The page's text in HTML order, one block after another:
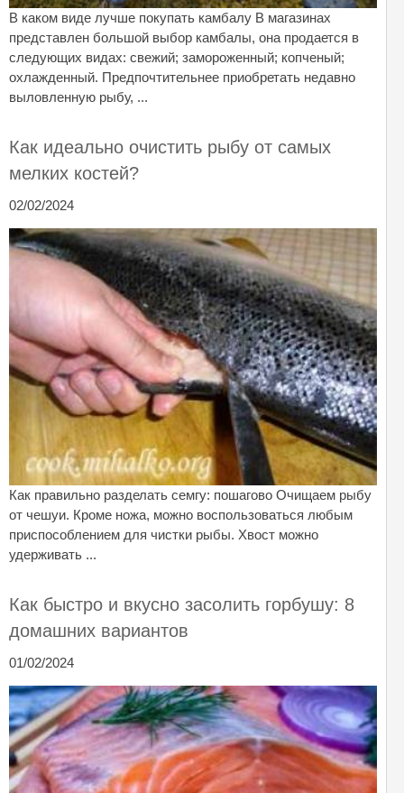
В каком виде лучше покупать камбалу В магазинах
представлен большой выбор камбалы, она продается в
следующих видах: свежий; замороженный; копченый;
охлажденный. Предпочтительнее приобретать недавно
выловленную рыбу, ...
Как идеально очистить рыбу от самых
мелких костей?
02/02/2024
Как правильно разделать семгу: пошагово Очищаем рыбу
от чешуи. Кроме ножа, можно воспользоваться любым
приспособлением для чистки рыбы. Хвост можно
удерживать ...
Как быстро и вкусно засолить горбушу: 8
домашних вариантов
01/02/2024